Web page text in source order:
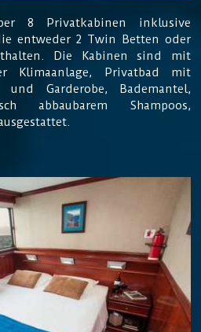
8 Privatkabinen inklusive
entweder 2 Twin Betten oder
Die Kabinen sind mit
Klimaanlage, Privatbad mit
und Garderobe, Bademantel,
abbaubarem Shampoos,